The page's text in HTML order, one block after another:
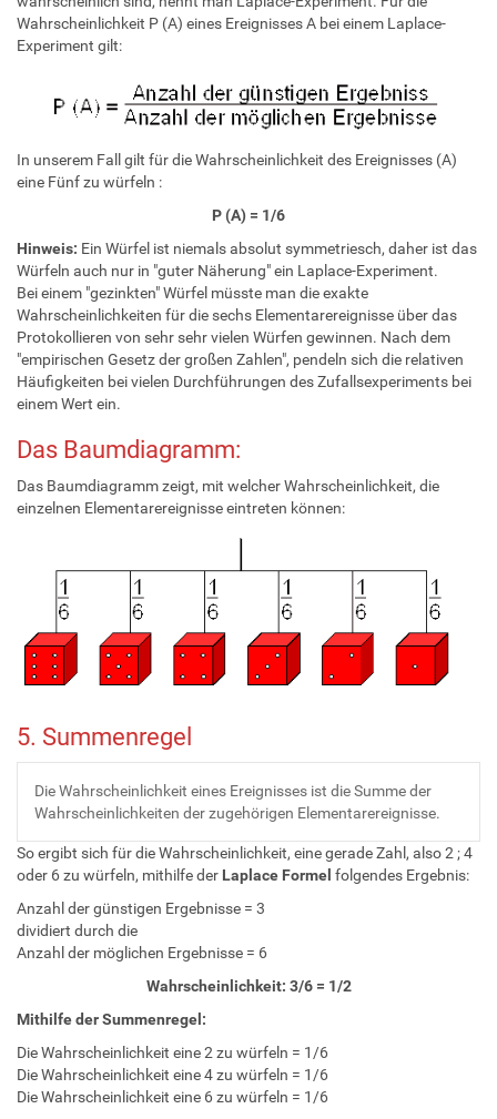
Wahrscheinlichkeit P (A) eines Ereignisses A bei einem Laplace-
Experiment gilt:
In unserem Fall gilt für die Wahrscheinlichkeit des Ereignisses (A)
eine Fünf zu würfeln :
P (A) = 1/6
Hinweis: Ein Würfel ist niemals absolut symmetriesch, daher ist das
Würfeln auch nur in "guter Näherung" ein Laplace-Experiment.
Bei einem "gezinkten" Würfel müsste man die exakte
Wahrscheinlichkeiten für die sechs Elementarereignisse über das
Protokollieren von sehr sehr vielen Würfen gewinnen. Nach dem
"empirischen Gesetz der großen Zahlen", pendeln sich die relativen
Häufigkeiten bei vielen Durchführungen des Zufallsexperiments bei
einem Wert ein.
Das Baumdiagramm:
Das Baumdiagramm zeigt, mit welcher Wahrscheinlichkeit, die
einzelnen Elementarereignisse eintreten können:
5. Summenregel
Die Wahrscheinlichkeit eines Ereignisses ist die Summe der
Wahrscheinlichkeiten der zugehörigen Elementarereignisse.
So ergibt sich für die Wahrscheinlichkeit, eine gerade Zahl, also 2 ; 4
oder 6 zu würfeln, mithilfe der Laplace Formel folgendes Ergebnis:
Anzahl der günstigen Ergebnisse = 3
dividiert durch die
Anzahl der möglichen Ergebnisse = 6
Wahrscheinlichkeit: 3/6 = 1/2
Mithilfe der Summenregel:
Die Wahrscheinlichkeit eine 2 zu würfeln = 1/6
Die Wahrscheinlichkeit eine 4 zu würfeln = 1/6
Die Wahrscheinlichkeit eine 6 zu würfeln = 1/6